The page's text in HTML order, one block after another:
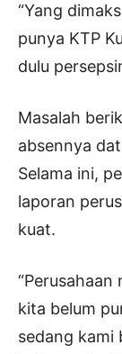
“Yang
punya KTP
dulu
Masalah
absennya
Selama ini,
laporan
kuat.
kita belum
sedang kami